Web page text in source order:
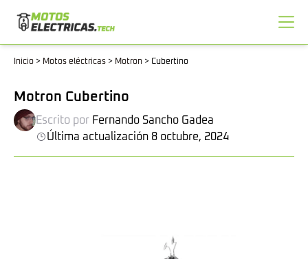
Inicio > Motos eléctricas > Motron > Cubertino
Motron Cubertino
Escrito por Fernando Sancho Gadea
Última actualización 8 octubre, 2024